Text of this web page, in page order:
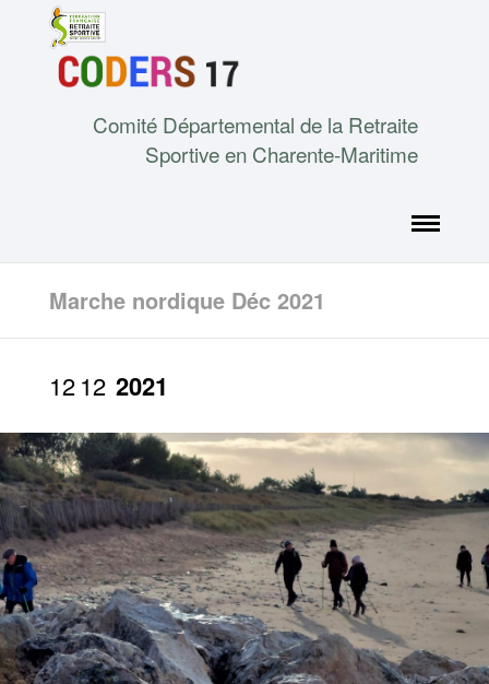
Comité Départemental de la Retraite
Sportive en Charente-Maritime
Marche nordique Déc 2021
12 12 2021